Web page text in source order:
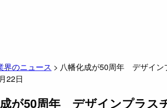
界のニュース > 八幡化成が50周年 デザイン
22日
が50周年 デザインプラス